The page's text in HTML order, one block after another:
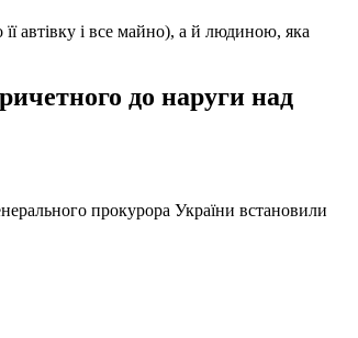
автівку і все майно), а й людиною, яка
до наруги над
прокурора України встановили